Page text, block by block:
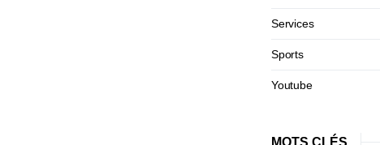
Services
Sports
Youtube
MOTS CLÉS